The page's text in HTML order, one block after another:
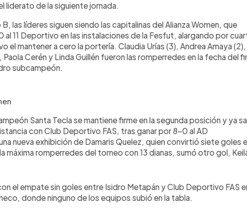
liderato de la siguiente jornada.
las líderes siguen siendo las capitalinas del Alianza Women, que
al 11 Deportivo en las instalaciones de la Fesfut, alargando por
el mantener a cero la portería. Claudia Urías (3), Andrea Amaya (2),
Paola Cerén y Linda Guillén fueron las romperredes en la fecha del
subcampeón.
Santa Tecla se mantiene firme en la segunda posición y ya
con Club Deportivo FAS, tras ganar por 8-0 al AD
nueva exhibición de Damaris Quelez, quien convirtió siete goles
máxima romperredes del torneo con 13 dianas, sumó otro gol,
el empate sin goles entre Isidro Metapán y Club Deportivo FAS
donde ninguno de los equipos subió en la tabla.